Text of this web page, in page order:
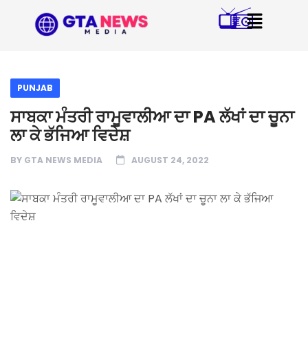
PUNJAB
ਸਾਬਕਾ ਮੰਤਰੀ ਰਾਮੂਵਾਲੀਆ ਦਾ PA ਲੱਖਾਂ ਦਾ ਚੂਨਾ
ਲਾ ਕੇ ਭੱਜਿਆ ਵਿਦੇਸ਼
BY GTA NEWS MEDIA AUGUST 24, 2022